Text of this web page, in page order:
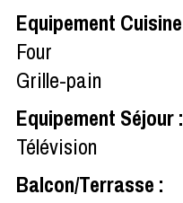
Equipement Cuisine
Four
Grille-pain
Equipement Séjour:
Télévision
Balcon/Terrasse :